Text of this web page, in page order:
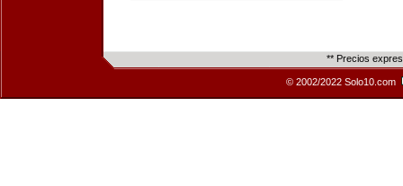
** Precios
© 2002/2022 Solo10.com